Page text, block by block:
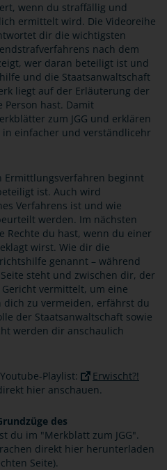
wenn du straffällig und
ermittelt wird. Die Videoreihe
dir die wichtigsten
nach dem
wer daran beteiligt ist und
und die Staatsanwaltschaft
liegt auf der Erläuterung der
Person hast. Damit
zum JGG und erklären
in einfacher und verständlicehr
Ermittlungsverfahren beginnt
ist. Auch wird
Verfahrens ist und wie
werden. Im nächsten
Rechte du hast, wenn du einer
wirst. Wie dir die
genannt – während
steht und zwischen dir, der
vermittelt, um eine
zu vermeiden, erfährst du
der Staatsanwaltschaft sowie
werden dir anschaulich
Playlist:
Erwischt?!
hier anschauen.
des
du im "Merkblatt zum JGG".
direkt hier herunterladen
Seite).